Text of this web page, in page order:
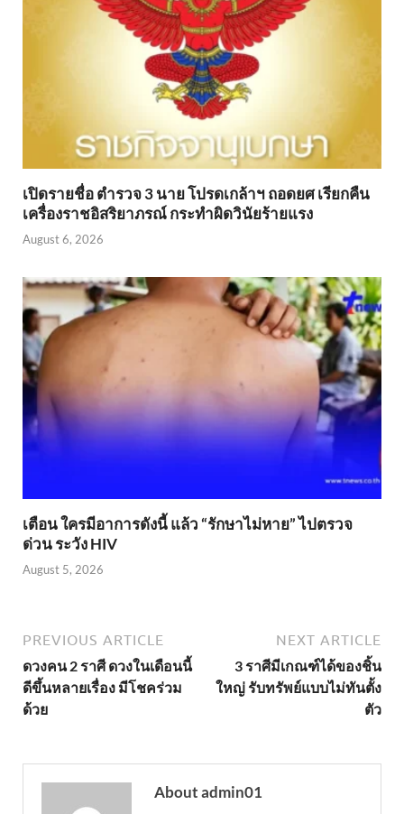
เปิดรายชื่อ ตำรวจ 3 นาย โปรดเกล้าฯ ถอดยศ เรียกคืน
เครื่องราชอิสริยาภรณ์ กระทำผิดวินัยร้ายแรง
August 6, 2026
เตือน ใครมีอาการดังนี้ แล้ว “รักษาไม่หาย” ไปตรวจ
ด่วน ระวัง HIV
August 5, 2026
PREVIOUS ARTICLE
ดวงคน 2 ราศี ดวงในเดือนนี้
ดีขึ้นหลายเรื่อง มีโชคร่วม
ด้วย
NEXT ARTICLE
3 ราศีมีเกณฑ์ได้ของชิ้น
ใหญ่ รับทรัพย์แบบไม่ทันตั้ง
ตัว
About admin01